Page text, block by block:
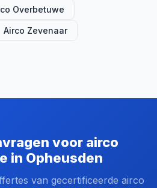
Overbetuwe
Airco Zevenaar
voor airco
in Opheusden
van gecertificeerde airco